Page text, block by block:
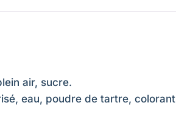
air, sucre.
eau, poudre de tartre, colorant